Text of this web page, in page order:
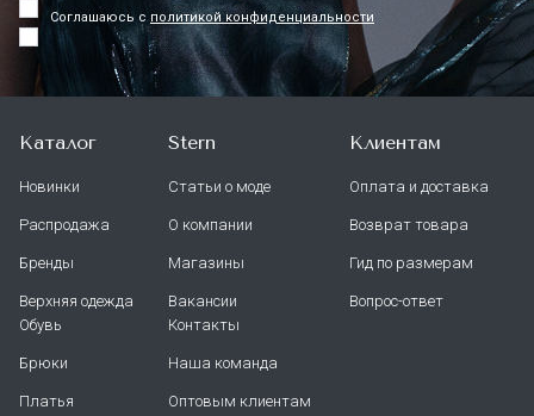
Соглашаюсь с политикой конфиденциальности
Каталог
Новинки
Распродажа
Бренды
Верхняя одежда
Обувь
Брюки
Платья
Stern
Статьи о моде
О компании
Магазины
Вакансии
Контакты
Наша команда
Оптовым клиентам
Клиентам
Оплата и доставка
Возврат товара
Гид по размерам
Вопрос-ответ